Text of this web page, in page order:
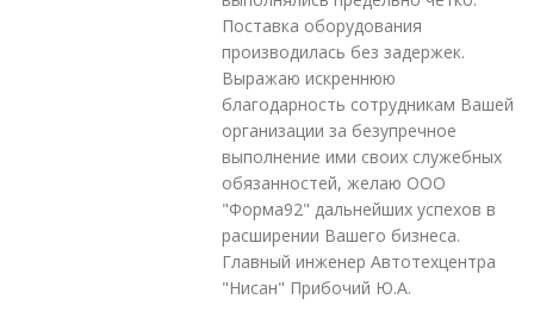
Поставка оборудования
производилась без задержек.
Выражаю искреннюю
благодарность сотрудникам Вашей
организации за безупречное
выполнение ими своих служебных
обязанностей, желаю ООО
"Форма92" дальнейших успехов в
расширении Вашего бизнеса.
Главный инженер Автотехцентра
"Нисан" Прибочий Ю.А.